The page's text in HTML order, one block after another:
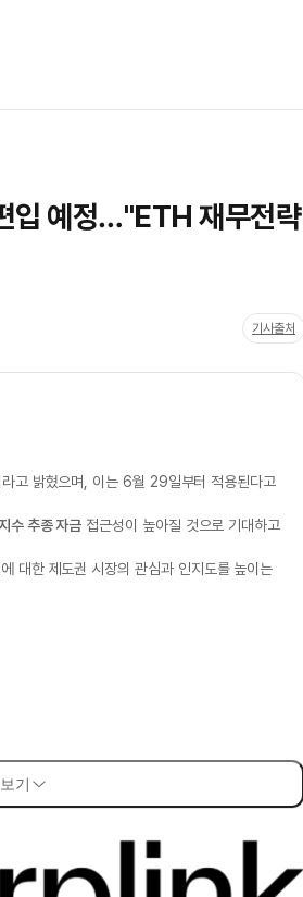
입 예정…"ETH 재무전략
기사출처
고 밝혔으며, 이는 6월 29일부터 적용된다고
수 추종 자금 접근성이 높아질 것으로 기대하고
대한 제도권 시장의 관심과 인지도를 높이는
기